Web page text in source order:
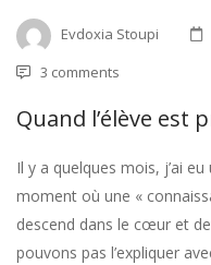
Evdoxia Stoupi
3 comments
Quand l’élève est
Il y a quelques mois, j’ai
moment où une «
descend dans le cœur et
pouvons pas l’expliquer